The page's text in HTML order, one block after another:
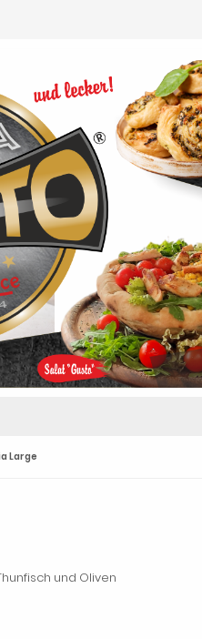
Large
und Oliven